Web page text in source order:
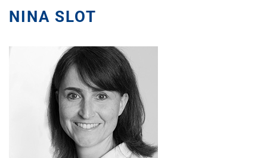
NINA SLOT